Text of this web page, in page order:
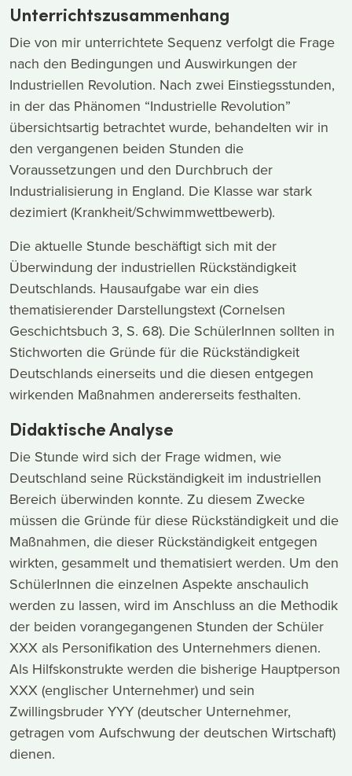
Unterrichtszusammenhang
Die von mir unterrichtete Sequenz verfolgt die Frage
nach den Bedingungen und Auswirkungen der
Industriellen Revolution. Nach zwei Einstiegsstunden,
in der das Phänomen “Industrielle Revolution”
übersichtsartig betrachtet wurde, behandelten wir in
den vergangenen beiden Stunden die
Voraussetzungen und den Durchbruch der
Industrialisierung in England. Die Klasse war stark
dezimiert (Krankheit/Schwimmwettbewerb).
Die aktuelle Stunde beschäftigt sich mit der
Überwindung der industriellen Rückständigkeit
Deutschlands. Hausaufgabe war ein dies
thematisierender Darstellungstext (Cornelsen
Geschichtsbuch 3, S. 68). Die SchülerInnen sollten in
Stichworten die Gründe für die Rückständigkeit
Deutschlands einerseits und die diesen entgegen
wirkenden Maßnahmen andererseits festhalten.
Didaktische Analyse
Die Stunde wird sich der Frage widmen, wie
Deutschland seine Rückständigkeit im industriellen
Bereich überwinden konnte. Zu diesem Zwecke
müssen die Gründe für diese Rückständigkeit und die
Maßnahmen, die dieser Rückständigkeit entgegen
wirkten, gesammelt und thematisiert werden. Um den
SchülerInnen die einzelnen Aspekte anschaulich
werden zu lassen, wird im Anschluss an die Methodik
der beiden vorangegangenen Stunden der Schüler
XXX als Personifikation des Unternehmers dienen.
Als Hilfskonstrukte werden die bisherige Hauptperson
XXX (englischer Unternehmer) und sein
Zwillingsbruder YYY (deutscher Unternehmer,
getragen vom Aufschwung der deutschen Wirtschaft)
dienen.